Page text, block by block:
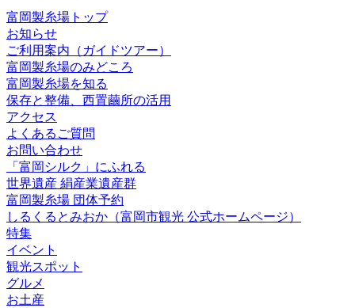
富岡製糸場トップ
お知らせ
ご利用案内（ガイドツアー）
富岡製糸場のみどころ
富岡製糸場を知る
保存と整備、西置繭所の活用
アクセス
よくあるご質問
お問い合わせ
「富岡シルク」にふれる
世界遺産 絹産業遺産群
富岡製糸場 団体予約
しるくるとみおか （富岡市観光 公式ホームページ）
特集
イベント
観光スポット
グルメ
お土産